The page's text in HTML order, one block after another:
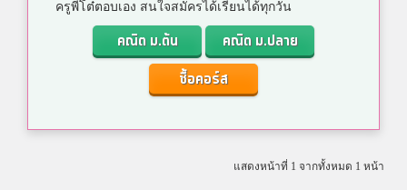
ครูพี่โต๋ตอบเอง สนใจสมัครได้เรียนได้ทุกวัน
คณิต ม.ต้น
คณิต ม.ปลาย
ซื้อคอร์ส
แสดงหน้าที่ 1 จากทั้งหมด 1 หน้า